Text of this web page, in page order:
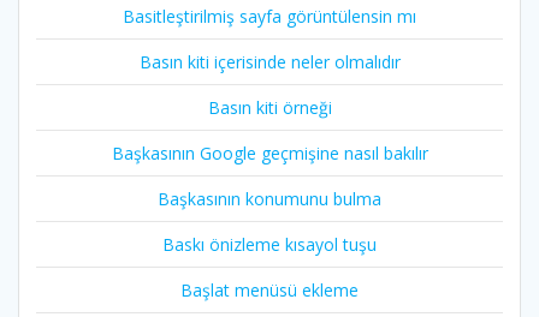
Basitleştirilmiş sayfa görüntülensin mı
Basın kiti içerisinde neler olmalıdır
Basın kiti örneği
Başkasının Google geçmişine nasıl bakılır
Başkasının konumunu bulma
Baskı önizleme kısayol tuşu
Başlat menüsü ekleme